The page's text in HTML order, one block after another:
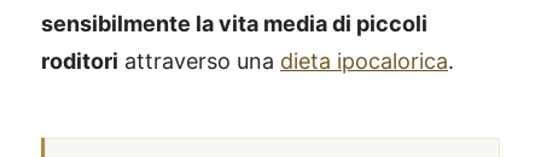
sensibilmente la vita media di piccoli
roditori attraverso una dieta ipocalorica.